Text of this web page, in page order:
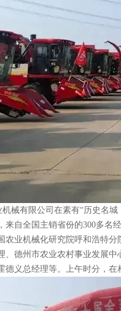
械有限公司在素有“历史名
来自全国主销省份的300多名
农业机械化研究院呼和浩特
、德州市农业农村事业发展
义总经理等。上午时分，